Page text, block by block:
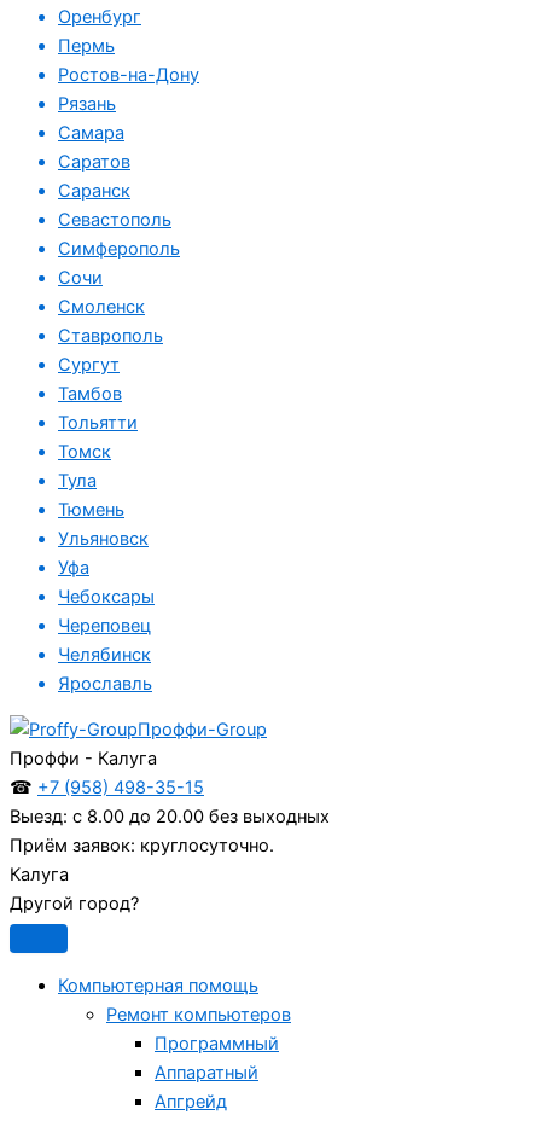
Оренбург
Пермь
Ростов-на-Дону
Рязань
Самара
Саратов
Саранск
Севастополь
Симферополь
Сочи
Смоленск
Ставрополь
Сургут
Тамбов
Тольятти
Томск
Тула
Тюмень
Ульяновск
Уфа
Чебоксары
Череповец
Челябинск
Ярославль
Проффи-Group
Проффи - Калуга
☎ +7 (958) 498-35-15
Выезд: с 8.00 до 20.00 без выходных
Приём заявок: круглосуточно.
Калуга
Другой город?
Компьютерная помощь
Ремонт компьютеров
Программный
Аппаратный
Апгрейд